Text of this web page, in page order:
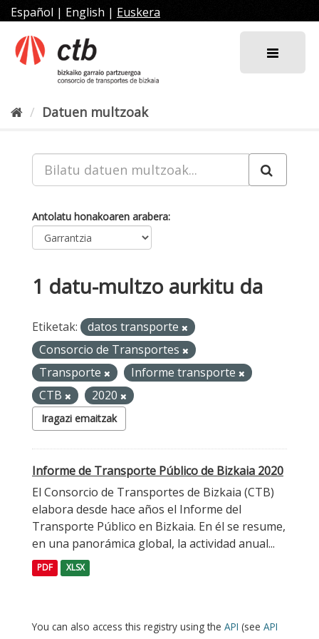
Joan
edukira
Español | English | Euskera
Datuen multzoak
Antolatu honakoaren arabera
1 datu-multzo aurkitu da
Etiketak:
datos transporte
Consorcio de Transportes
Transporte
Informe transporte
CTB
2020
Iragazi emaitzak
Informe de Transporte Público de Bizkaia 2020
El Consorcio de Transportes de Bizkaia (CTB)
elabora desde hace años el Informe del
Transporte Público en Bizkaia. En él se resume,
en una panorámica global, la actividad anual...
PDF XLSX
You can also access this registry using the API (see API